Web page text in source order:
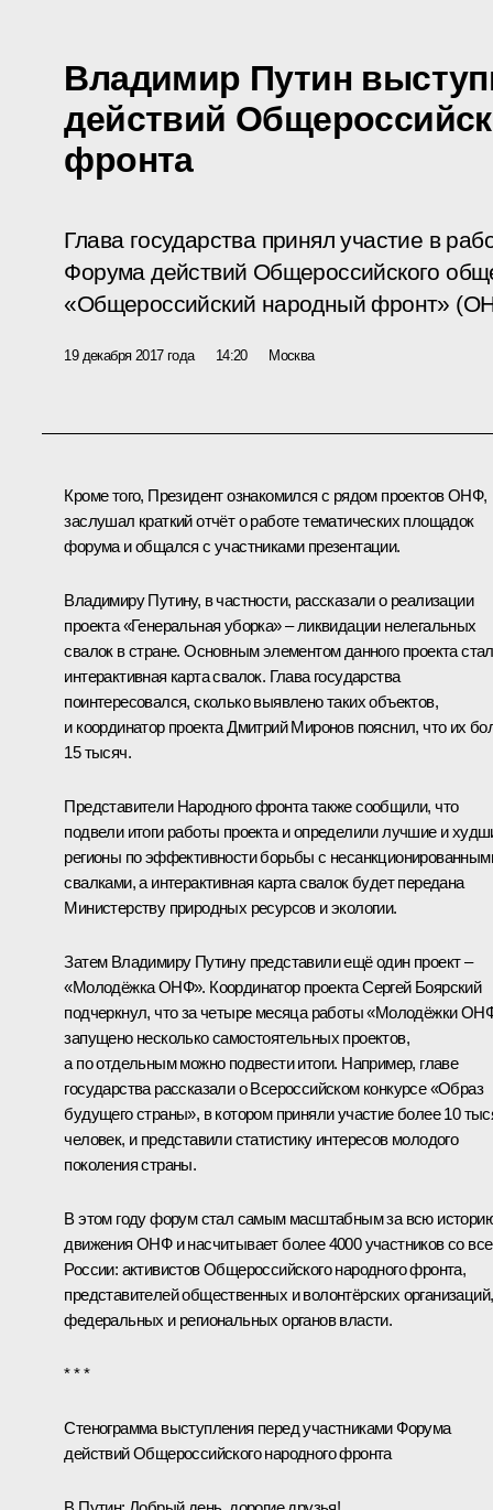
Владимир Путин
действий
фронта
Глава государства принял участие в
Форума действий Общероссийского
«Общероссийский народный фронт»
19 декабря 2017 года 14:20 Москва
Кроме того, Президент ознакомился с рядом проектов ОНФ,
заслушал краткий отчёт о работе тематических площадок
форума иобщался с участниками презентации.
Владимиру Путину, в частности, рассказали о реализации
проекта «Генеральная уборка» – ликвидации нелегальных
свалок в стране. Основным элементом данного проекта
интерактивная карта свалок. Глава государства
поинтересовался, сколько выявлено таких объектов,
и координатор проекта Дмитрий Миронов пояснил, что их
15 тысяч.
Представители Народного фронта также сообщили, что
подвели итоги работы проекта и определили лучшие и
регионы по эффективности борьбы с
свалками, а интерактивная карта свалок будет передана
Министерству природных ресурсов и экологии.
Затем Владимиру Путину представили ещё один проект –
«Молодёжка ОНФ». Координатор проекта Сергей Боярский
подчеркнул, что за четыре месяца работы «Молодёжки
запущено несколько самостоятельных проектов,
а по отдельным можно подвести итоги. Например, главе
государства рассказали о Всероссийском конкурсе «Образ
будущего страны», в котором приняли участие более 10
человек, и представили статистику интересов молодого
поколения страны.
В этом году форум стал самым масштабным за всю
движения ОНФ и насчитывает более 4000 участников со
России: активистов Общероссийского народного фронта,
представителей общественных и волонтёрских организаций,
федеральных и региональных органов власти.
* * *
Стенограмма выступления перед участниками Форума
действий Общероссийского народного фронта